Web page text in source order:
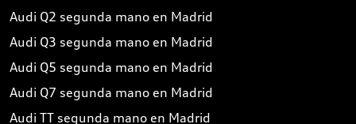
Audi Q2 segunda mano en Madrid
Audi Q3 segunda mano en Madrid
Audi Q5 segunda mano en Madrid
Audi Q7 segunda mano en Madrid
Audi TT segunda mano en Madrid